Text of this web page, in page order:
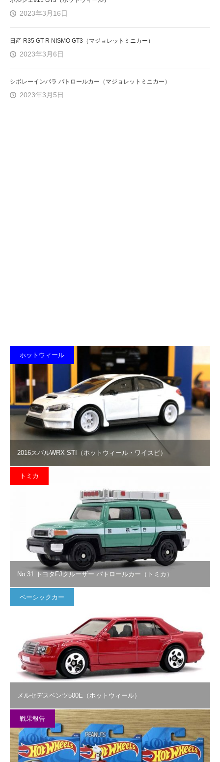
2023年3月16日
日産 R35 GT-R NISMO GT3（マジョレットミニカー）
2023年3月6日
シボレーインパラ パトロールカー（マジョレットミニカー）
2023年3月5日
ホットウィール
2016スバルWRX STI（ホットウィール・ワイスピ）
トミカ
No.31 トヨタFJクルーザー パトロールカー（トミカ）
ベーシックカー
メルセデスベンツ500E（ホットウィール）
戦果報告